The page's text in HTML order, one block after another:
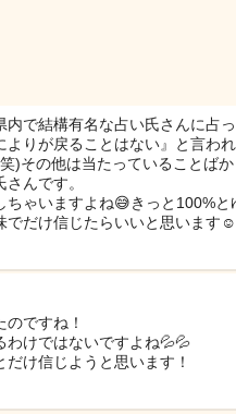
で結構有名な占い氏さんに占っ
よりが戻ることはない』と言わ
)その他は当たっていることば
んです。
ちゃいますよね😅きっと100%と
だけ信じたらいいと思います☺
ですね！
わけではないですよね💦💦
け信じようと思います！